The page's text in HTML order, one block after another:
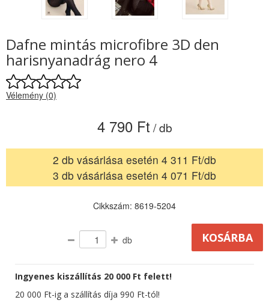
Dafne mintás microfibre 3D den
harisnyanadrág nero 4
Vélemény (0)
4 790 Ft / db
2 db vásárlása esetén 4 311 Ft/db
3 db vásárlása esetén 4 071 Ft/db
Cikkszám: 8619-5204
db
Ingyenes kiszállítás 20 000 Ft felett!
20 000 Ft-ig a szállítás díja 990 Ft-tól!